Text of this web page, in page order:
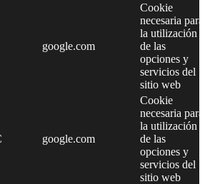
google.com
Cookie
necesaria para
la utilización
de las
opciones y
servicios del
sitio web
google.com
Cookie
necesaria para
la utilización
de las
opciones y
servicios del
sitio web